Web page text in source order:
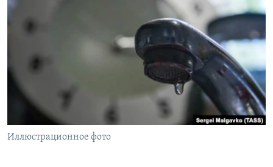
СОВЕТЫ ПРАВОЗАЩИТНИКОВ
ПРОПАВШИЕ БЕЗ ВЕСТИ
КРЫМ.НЕПОКОРЕННЫЙ
УКРАИНСКАЯ ПРОБЛЕМА КРЫМА
Українською
Иллюстрационное фото